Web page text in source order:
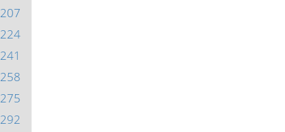
207
224
241
258
275
292